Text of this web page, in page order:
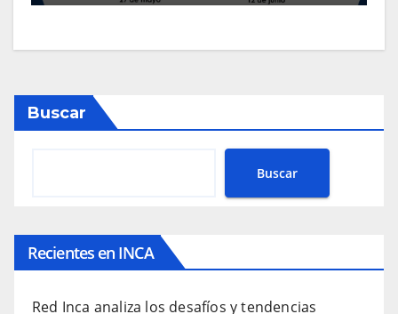
Buscar
Buscar
Recientes en INCA
Red Inca analiza los desafíos y tendencias